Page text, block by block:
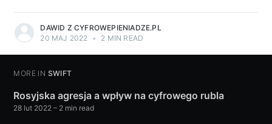
DAWID Z CYFROWEPIENIADZE.PL
20 MAJ 2022
• 2 MIN READ
MORE IN SWIFT
Rosyjska agresja a wpływ na cyfrowego rubla
28 lut 2022 – 2 min read